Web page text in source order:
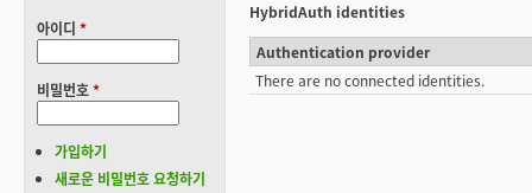
HybridAuth identities
Authentication provider
There are no connected identities.
아이디 *
비밀번호*
가입하기
새로운 비밀번호 요청하기